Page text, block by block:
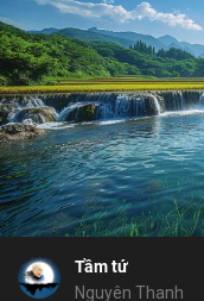
nhiếp tâm Như Lý Tác Ý
Tầm tứ
Nguyên Thanh
Họ và tên
Địa chỉ email
Địa chỉ email